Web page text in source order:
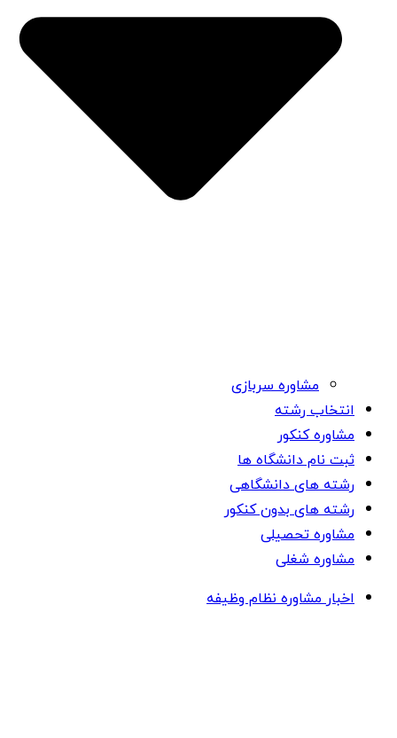
مشاوره سربازی
انتخاب رشته
مشاوره کنکور
ثبت نام دانشگاه ها
رشته های دانشگاهی
رشته های بدون کنکور
مشاوره تحصیلی
مشاوره شغلی
اخبار مشاوره نظام وظیفه